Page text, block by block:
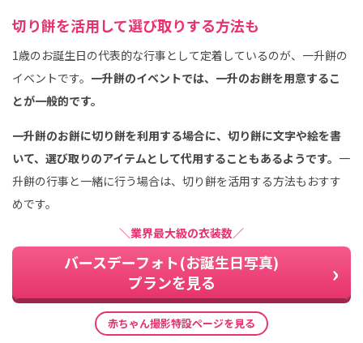
切り餅を活用して選び取りする方法も
1歳のお誕生日の代表的な行事として定着しているのが、一升餅の
イベントです。 一升餅のイベントでは、一升のお餅を用意するこ
とが一般的です。
一升餅のお餅に切り餅を利用する場合に、切り餅に文字や絵を書
いて、選び取りのアイテムとして代用することもあるようです。 一
升餅の行事と一緒に行う場合は、切り餅を活用する方法もおすす
めです。
＼業界最大級の衣装数／
バースデーフォト(お誕生日写真)
プランを見る
赤ちゃん撮影特設ページを見る